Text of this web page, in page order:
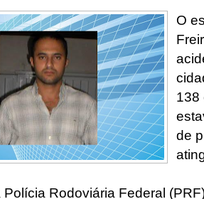
O
138
de
Polícia Rodoviária Federal